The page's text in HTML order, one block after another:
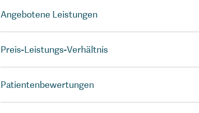
Angebotene Leistungen
Preis-Leistungs-Verhältnis
Patientenbewertungen